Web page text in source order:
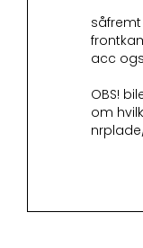
acc
OBS!
om